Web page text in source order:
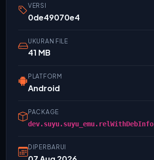
VERSI
0de49070e4
UKURAN FILE
41 MB
PLATFORM
Android
PACKAGE
dev.suyu.suyu_emu.relWithDebInfo
DIPERBARUI